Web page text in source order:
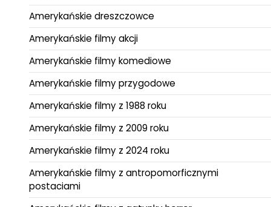
Amerykańskie dreszczowce
Amerykańskie filmy akcji
Amerykańskie filmy komediowe
Amerykańskie filmy przygodowe
Amerykańskie filmy z 1988 roku
Amerykańskie filmy z 2009 roku
Amerykańskie filmy z 2024 roku
Amerykańskie filmy z antropomorficznymi
postaciami